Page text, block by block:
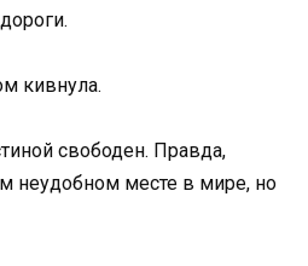
кивнула.
свободен. Правда,
неудобном месте в мире, но